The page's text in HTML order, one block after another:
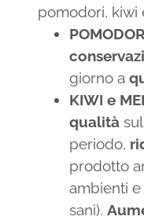
pomodori, kiwi
giorno a
KIWI e
qualità
periodo,
prodotto
ambienti
sani).